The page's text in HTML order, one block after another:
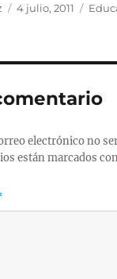
Publicado
4 julio, 2011
electrónico no
están marcados